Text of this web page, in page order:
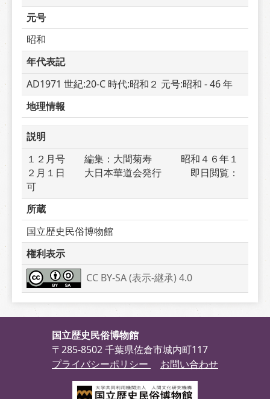
元号
昭和
年代表記
AD1971 世紀:20-C 時代:昭和２ 元号:昭和 - 46 年
地理情報
説明
１２月号　　編集：大間菊寿　　　昭和４６年１
２月１日　　大日本華道会発行　　　即日閲覧：
可
所蔵
国立歴史民俗博物館
権利表示
CC BY-SA (表示-継承) 4.0
国立歴史民俗博物館
〒285-8502 千葉県佐倉市城内町117
プライバシーポリシー
お問い合わせ